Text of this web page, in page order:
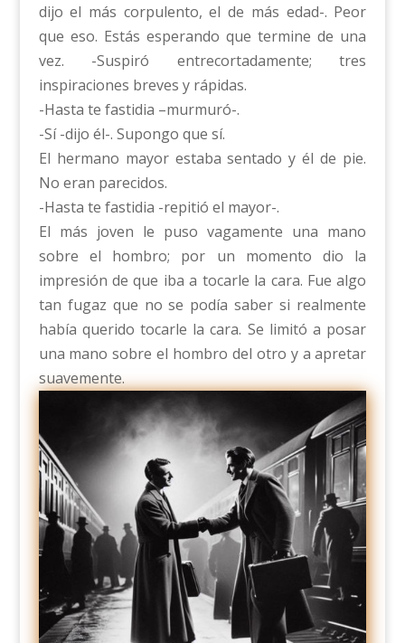
dijo el más corpulento, el de más edad-. Peor
que eso. Estás esperando que termine de una
vez. -Suspiró entrecortadamente; tres
inspiraciones breves y rápidas.
-Hasta te fastidia –murmuró-.
-Sí -dijo él-. Supongo que sí.
El hermano mayor estaba sentado y él de pie.
No eran parecidos.
-Hasta te fastidia -repitió el mayor-.
El más joven le puso vagamente una mano
sobre el hombro; por un momento dio la
impresión de que iba a tocarle la cara. Fue algo
tan fugaz que no se podía saber si realmente
había querido tocarle la cara. Se limitó a posar
una mano sobre el hombro del otro y a apretar
suavemente.